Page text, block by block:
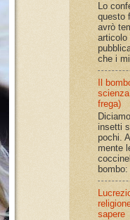
Lo
questo
avrò
articolo
che i
Il
frega)
insetti
pochi.
mente
bombo:
sapere